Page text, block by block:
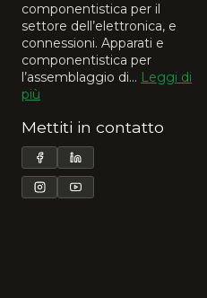
componentistica per il
settore dell’elettronica, e
connessioni. Apparati e
componentistica per
l’assemblaggio di... Leggi di
più
Mettiti in contatto